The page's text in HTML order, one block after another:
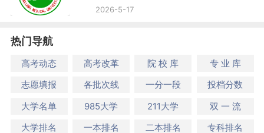
2026-5-17
热门导航
高考动态 高考改革 院 校 库
专 业 库
志愿填报
各批次线 一分一段
投档分数
大学名单
985大学 211大学
双 一 流
大学排名
一本排名 二本排名 专科排名